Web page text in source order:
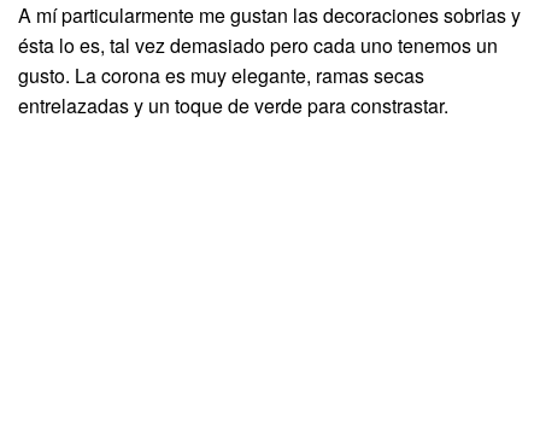
A mí particularmente me gustan las decoraciones sobrias y
ésta lo es, tal vez demasiado pero cada uno tenemos un
gusto. La corona es muy elegante, ramas secas
entrelazadas y un toque de verde para constrastar.